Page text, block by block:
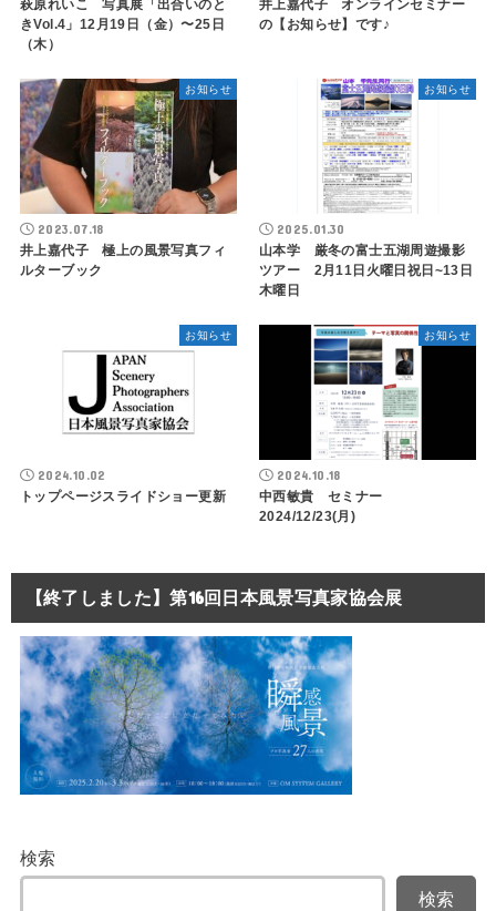
萩原れいこ 写真展「出合いのと
きVol.4」12月19日（金）〜25日
（木）
井上嘉代子 オンラインセミナー
の【お知らせ】です♪
お知らせ
2023.07.18
井上嘉代子 極上の風景写真フィ
ルターブック
お知らせ
2025.01.30
山本学 厳冬の富士五湖周遊撮影
ツアー 2月11日火曜日祝日~13日
木曜日
お知らせ
2024.10.02
トップページスライドショー更新
お知らせ
2024.10.18
中西敏貴 セミナー
2024/12/23(月)
【終了しました】第16回日本風景写真家協会展
検索
検索